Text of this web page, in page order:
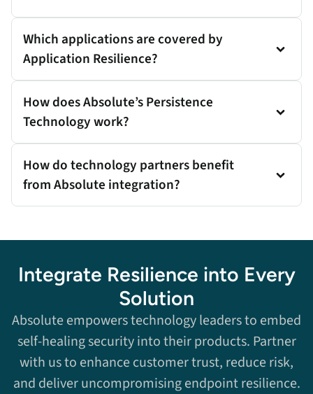
Which applications are covered by
Application Resilience?
How does Absolute’s Persistence
Technology work?
How do technology partners benefit
from Absolute integration?
Integrate Resilience into Every
Solution
Absolute empowers technology leaders to embed
self-healing security into their products. Partner
with us to enhance customer trust, reduce risk,
and deliver uncompromising endpoint resilience.